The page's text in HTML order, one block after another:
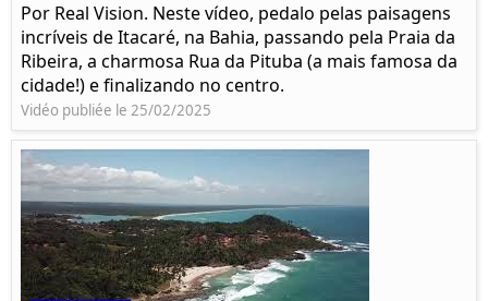
Por Real Vision. Neste vídeo, pedalo pelas paisagens
incríveis de Itacaré, na Bahia, passando pela Praia da
Ribeira, a charmosa Rua da Pituba (a mais famosa da
cidade!) e finalizando no centro.
Vidéo publiée le 25/02/2025